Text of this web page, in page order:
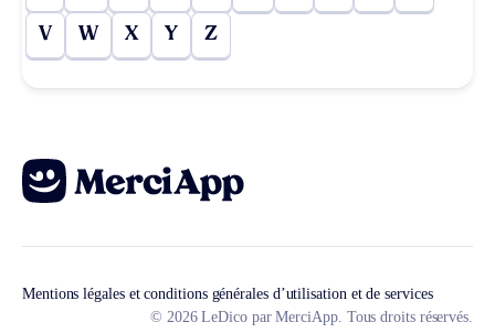
V W X Y Z
Mentions légales et conditions générales d’utilisation et de services
© 2026 LeDico par MerciApp. Tous droits réservés.